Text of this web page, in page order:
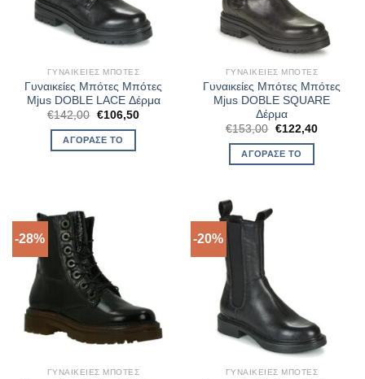
ΓΥΝΑΙΚΕΊΕΣ ΜΠΌΤΕΣ
Γυναικείες Μπότες Μπότες
Mjus DOBLE LACE Δέρμα
€142,00 Original
was:
€142,00.
€106,50Η
ΑΓΌΡΑΣΈ ΤΟ
ΓΥΝΑΙΚΕΊΕΣ ΜΠΌΤΕΣ
Γυναικείες Μπότες Μπότες
Mjus DOBLE SQUARE
Δέρμα
€153,00 Original
was:
€153,00.
€122,40Η
ΑΓΌΡΑΣΈ ΤΟ
-28%
ΓΥΝΑΙΚΕΊΕΣ ΜΠΌΤΕΣ
-20%
ΓΥΝΑΙΚΕΊΕΣ ΜΠΌΤΕΣ